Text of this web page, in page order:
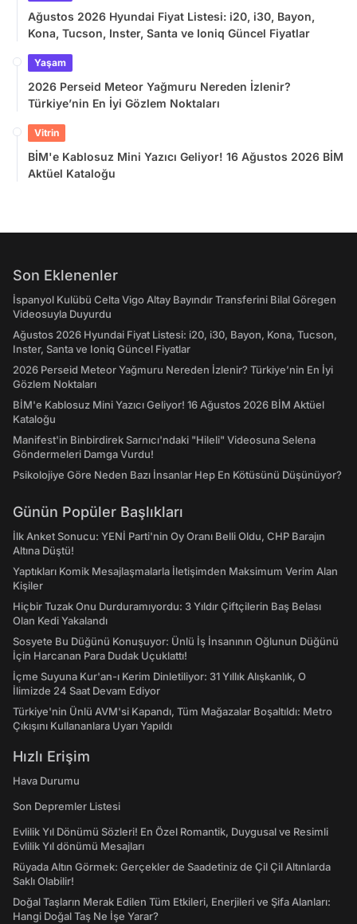
Ağustos 2026 Hyundai Fiyat Listesi: i20, i30, Bayon,
Kona, Tucson, Inster, Santa ve Ioniq Güncel Fiyatlar
Yaşam
2026 Perseid Meteor Yağmuru Nereden İzlenir?
Türkiye’nin En İyi Gözlem Noktaları
Vitrin
BİM'e Kablosuz Mini Yazıcı Geliyor! 16 Ağustos 2026 BİM
Aktüel Kataloğu
Son Eklenenler
İspanyol Kulübü Celta Vigo Altay Bayındır Transferini Bilal Göregen
Videosuyla Duyurdu
Ağustos 2026 Hyundai Fiyat Listesi: i20, i30, Bayon, Kona, Tucson,
Inster, Santa ve Ioniq Güncel Fiyatlar
2026 Perseid Meteor Yağmuru Nereden İzlenir? Türkiye’nin En İyi
Gözlem Noktaları
BİM'e Kablosuz Mini Yazıcı Geliyor! 16 Ağustos 2026 BİM Aktüel
Kataloğu
Manifest'in Binbirdirek Sarnıcı'ndaki "Hileli" Videosuna Selena
Göndermeleri Damga Vurdu!
Psikolojiye Göre Neden Bazı İnsanlar Hep En Kötüsünü Düşünüyor?
Günün Popüler Başlıkları
İlk Anket Sonucu: YENİ Parti'nin Oy Oranı Belli Oldu, CHP Barajın
Altına Düştü!
Yaptıkları Komik Mesajlaşmalarla İletişimden Maksimum Verim Alan
Kişiler
Hiçbir Tuzak Onu Durduramıyordu: 3 Yıldır Çiftçilerin Baş Belası
Olan Kedi Yakalandı
Sosyete Bu Düğünü Konuşuyor: Ünlü İş İnsanının Oğlunun Düğünü
İçin Harcanan Para Dudak Uçuklattı!
İçme Suyuna Kur'an-ı Kerim Dinletiliyor: 31 Yıllık Alışkanlık, O
İlimizde 24 Saat Devam Ediyor
Türkiye'nin Ünlü AVM'si Kapandı, Tüm Mağazalar Boşaltıldı: Metro
Çıkışını Kullananlara Uyarı Yapıldı
Hızlı Erişim
Hava Durumu
Son Depremler Listesi
Evlilik Yıl Dönümü Sözleri! En Özel Romantik, Duygusal ve Resimli
Evlilik Yıl dönümü Mesajları
Rüyada Altın Görmek: Gerçekler de Saadetiniz de Çil Çil Altınlarda
Saklı Olabilir!
Doğal Taşların Merak Edilen Tüm Etkileri, Enerjileri ve Şifa Alanları:
Hangi Doğal Taş Ne İşe Yarar?